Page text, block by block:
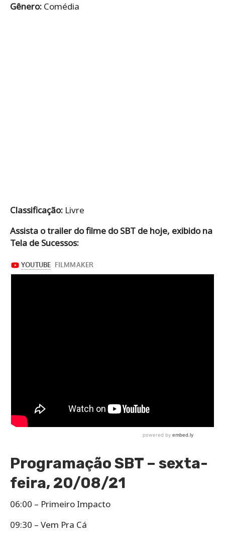
Gênero: Comédia
Classificação: Livre
Assista o trailer do filme do SBT de hoje, exibido na
Tela de Sucessos:
Programação SBT – sexta-
feira, 20/08/21
06:00 – Primeiro Impacto
09:30 – Vem Pra Cá